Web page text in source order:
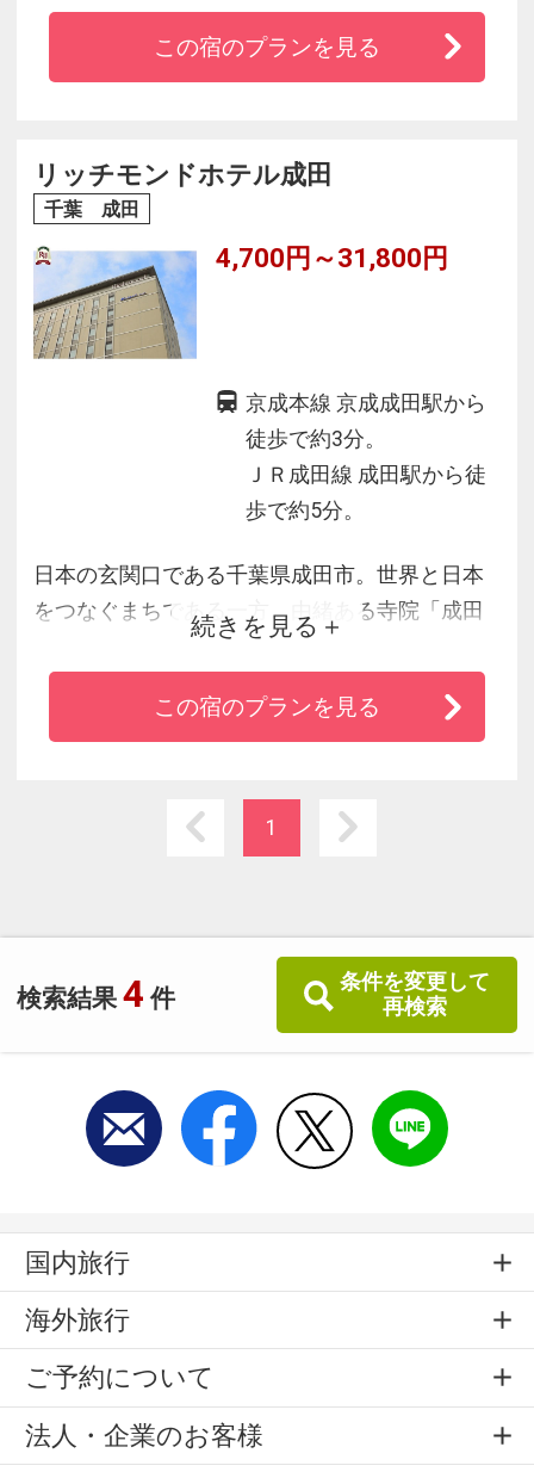
検索結果 4 件
条件を変更して
再検索
四季折々の祭りで賑わう成田山新勝寺まで徒歩
１５分。ゆっくりと成田山公園や参道の散策を
この宿のプランを見る
リッチモンドホテル成田
千葉 成田
4,700円～31,800円
京成本線 京成成田駅から
徒歩で約3分。
ＪＲ成田線 成田駅から徒
歩で約5分。
日本の玄関口である千葉県成田市。世界と日本
をつなぐまちである一方、由緒ある寺院「成田
山新勝寺」があり、和文化も根を下ろしている
歴史的なまちでもあります。そんな中、リッチ
モンドホテル成田は２００９年にオープン致し
をあたたかくお出迎え致します。
続きを見る
この宿のプランを見る
1
国内旅行
海外旅行
ご予約について
法人・企業のお客様